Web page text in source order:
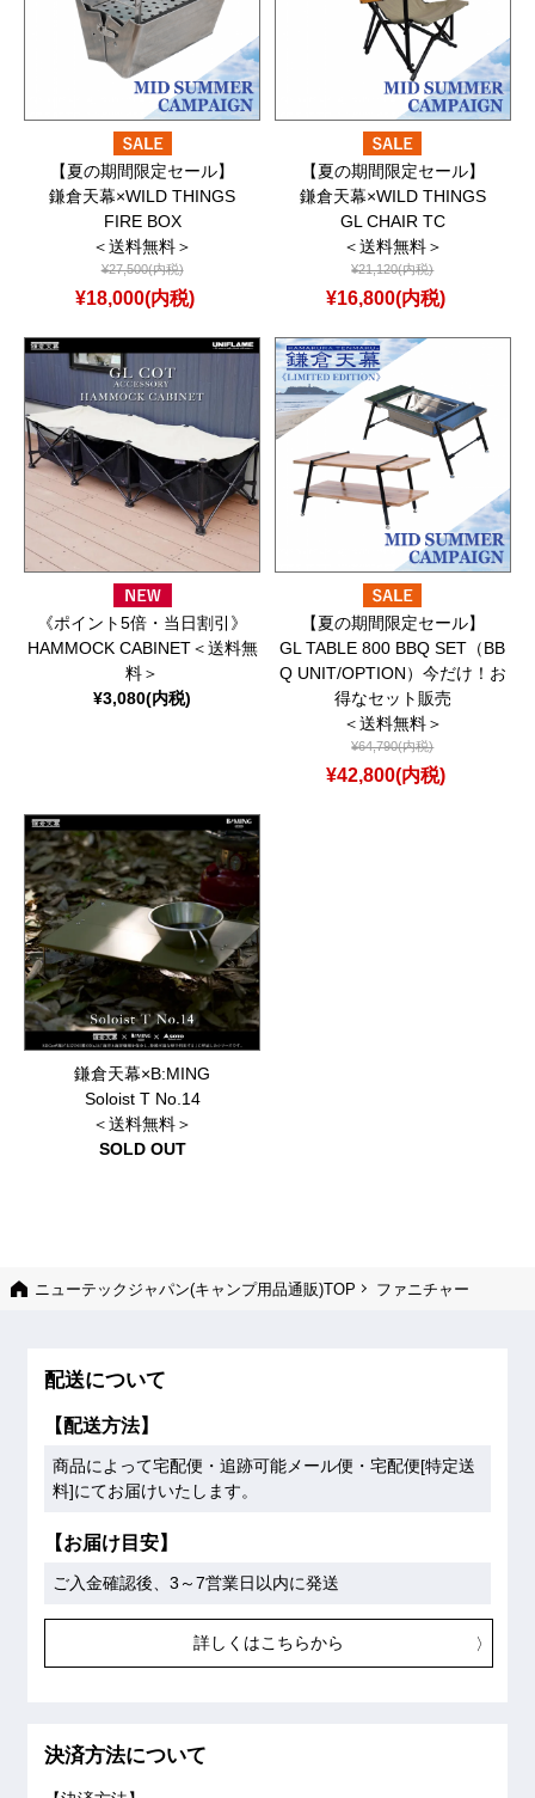
【夏の期間限定セール】
鎌倉天幕×WILD THINGS
FIRE BOX
＜送料無料＞
¥27,500(内税)
¥18,000(内税)
【夏の期間限定セール】
鎌倉天幕×WILD THINGS
GL CHAIR TC
＜送料無料＞
¥21,120(内税)
¥16,800(内税)
《ポイント5倍・当日割引》
HAMMOCK CABINET＜送料無
料＞
¥3,080(内税)
【夏の期間限定セール】
GL TABLE 800 BBQ SET（BB
Q UNIT/OPTION）今だけ！お
得なセット販売
＜送料無料＞
¥64,790(内税)
¥42,800(内税)
鎌倉天幕×B:MING
Soloist T No.14
＜送料無料＞
SOLD OUT
ニューテックジャパン(キャンプ用品通販)TOP ファニチャー
配送について
【配送方法】
商品によって宅配便・追跡可能メール便・宅配便[特定送
料]にてお届けいたします。
【お届け目安】
ご入金確認後、3～7営業日以内に発送
詳しくはこちらから
決済方法について